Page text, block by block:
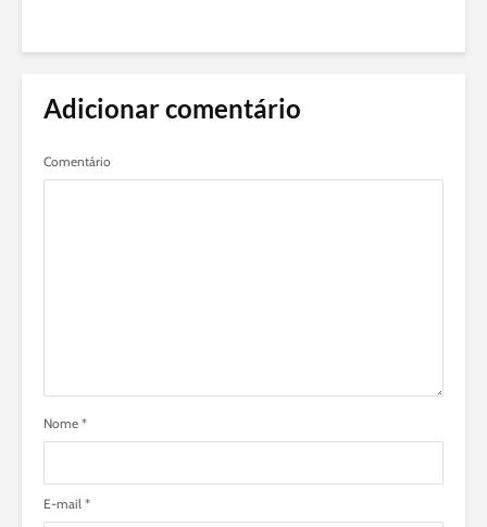
Adicionar comentário
Comentário
Nome *
E-mail *